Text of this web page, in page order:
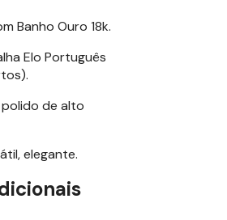
Banho Ouro 18k.
Elo Português
de alto
elegante.